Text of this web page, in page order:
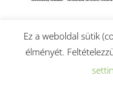
2022. májusi szám
Ez a weboldal sütik
élményét.